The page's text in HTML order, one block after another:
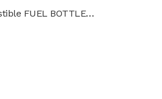
Botella de Combustible FUEL BOTTLE M (0.6 L) TACTICAL OPTIMUS